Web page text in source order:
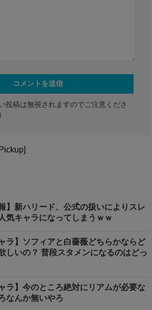
投稿は無視されますのでご注意くださ
報】新ハリード、公式の扱いによりスレ
気キャラになってしまうｗｗ
ャラ】ソフィアと白薔薇どちらかならど
しいの？ 普段スタメンになるのはどっ
ャラ】今のところ絶対にリアムが必要な
なんか無いやろ